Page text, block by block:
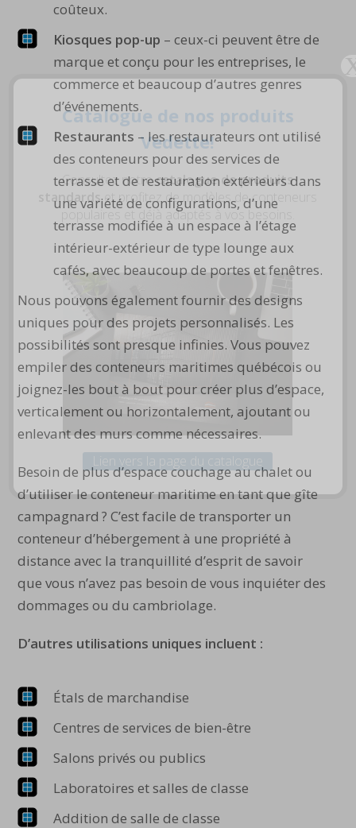
coûteux.
Kiosques pop-up – ceux-ci peuvent être de
marque et conçu pour les entreprises, le
commerce et beaucoup d’autres genres
d’événements.
Restaurants – les restaurateurs ont utilisé
des conteneurs pour des services de
terrasse et de restauration extérieurs dans
une variété de configurations, d’une
terrasse modifiée à un espace à l’étage
intérieur-extérieur de type lounge aux
cafés, avec beaucoup de portes et fenêtres.
Nous pouvons également fournir des designs
uniques pour des projets personnalisés. Les
possibilités sont presque infinies. Vous pouvez
empiler des conteneurs maritimes québécois ou
joignez-les bout à bout pour créer plus d’espace,
verticalement ou horizontalement, ajoutant ou
enlevant des murs comme nécessaires.
Besoin de plus d’espace couchage au chalet ou
d’utiliser le conteneur maritime en tant que gîte
campagnard ? C’est facile de transporter un
conteneur d’hébergement à une propriété à
distance avec la tranquillité d’esprit de savoir
que vous n’avez pas besoin de vous inquiéter des
dommages ou du cambriolage.
D’autres utilisations uniques incluent :
Étals de marchandise
Centres de services de bien-être
Salons privés ou publics
Laboratoires et salles de classe
Addition de salle de classe
Catalogue de nos produits
Vedette!
Consultez notrecatalogue de produits
standardset profitez de modèles de conteneurs
populaires et déjà adaptés à vos besoins.
Lien vers la page du catalogue